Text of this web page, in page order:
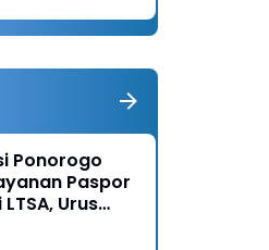
Ponorogo
Ponorogo
Paspor
LTSA, Urus